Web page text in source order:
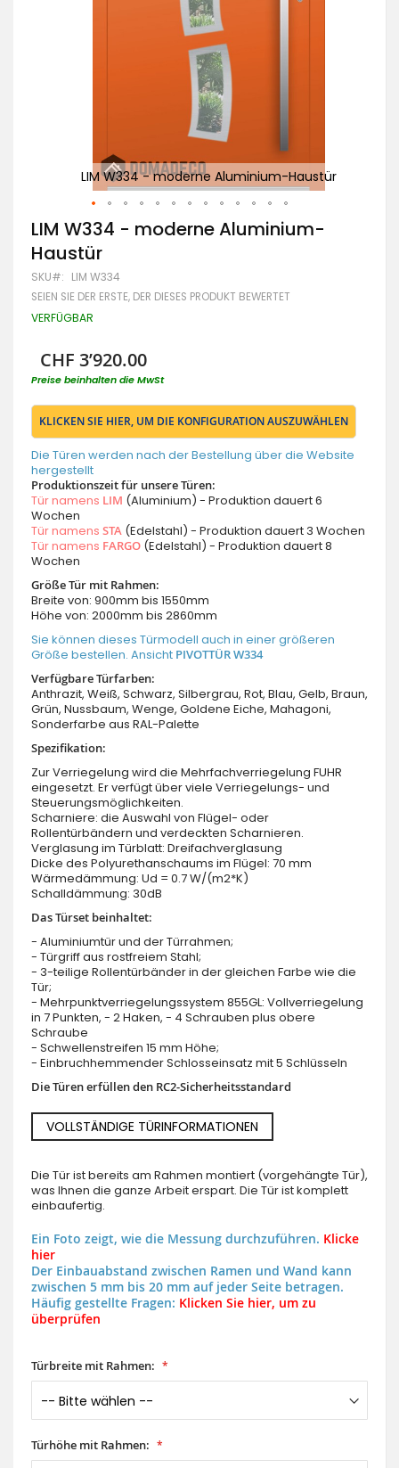
LIM W334 - moderne Aluminium-Haustür
Zum
Anfang
der
Bildgalerie
springen
LIM W334 - moderne Aluminium-
Haustür
SKU LIM W334
SEIEN SIE DER ERSTE, DER DIESES PRODUKT BEWERTET
VERFÜGBAR
CHF 3’920.00
Preise beinhalten die MwSt
KLICKEN SIE HIER, UM DIE KONFIGURATION AUSZUWÄHLEN
Die Türen werden nach der Bestellung über die Website
hergestellt
Produktionszeit für unsere Türen:
Tür namens LIM (Aluminium) - Produktion dauert 6
Wochen
Tür namens STA (Edelstahl) - Produktion dauert 3 Wochen
Tür namens FARGO (Edelstahl) - Produktion dauert 8
Wochen
Größe Tür mit Rahmen:
Breite von: 900mm bis 1550mm
Höhe von: 2000mm bis 2860mm
Sie können dieses Türmodell auch in einer größeren
Größe bestellen. Ansicht PIVOTTÜR W334
Verfügbare Türfarben:
Anthrazit, Weiß, Schwarz, Silbergrau, Rot, Blau, Gelb, Braun,
Grün, Nussbaum, Wenge, Goldene Eiche, Mahagoni,
Sonderfarbe aus RAL-Palette
Spezifikation:
Zur Verriegelung wird die Mehrfachverriegelung FUHR
eingesetzt. Er verfügt über viele Verriegelungs- und
Steuerungsmöglichkeiten.
Scharniere: die Auswahl von Flügel- oder
Rollentürbändern und verdeckten Scharnieren.
Verglasung im Türblatt: Dreifachverglasung
Dicke des Polyurethanschaums im Flügel: 70 mm
Wärmedämmung: Ud = 0.7 W/(m2*K)
Schalldämmung: 30dB
Das Türset beinhaltet:
- Aluminiumtür und der Türrahmen;
- Türgriff aus rostfreiem Stahl;
- 3-teilige Rollentürbänder in der gleichen Farbe wie die
Tür;
- Mehrpunktverriegelungssystem 855GL: Vollverriegelung
in 7 Punkten, - 2 Haken, - 4 Schrauben plus obere
Schraube
- Schwellenstreifen 15 mm Höhe;
- Einbruchhemmender Schlosseinsatz mit 5 Schlüsseln
Die Türen erfüllen den RC2-Sicherheitsstandard
VOLLSTÄNDIGE TÜRINFORMATIONEN
Die Tür ist bereits am Rahmen montiert (vorgehängte Tür),
was Ihnen die ganze Arbeit erspart. Die Tür ist komplett
einbaufertig.
Ein Foto zeigt, wie die Messung durchzuführen. Klicke
hier
Der Einbauabstand zwischen Ramen und Wand kann
zwischen 5 mm bis 20 mm auf jeder Seite betragen.
Häufig gestellte Fragen: Klicken Sie hier, um zu
überprüfen
Türbreite mit Rahmen:
Türhöhe mit Rahmen: